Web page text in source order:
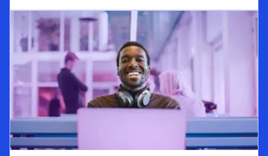
opens in a new tab